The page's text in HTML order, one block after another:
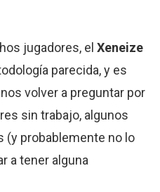
jugadores, elXeneize
parecida, y es
volver a preguntar por
sin trabajo, algunos
(y probablemente no lo
a tener alguna